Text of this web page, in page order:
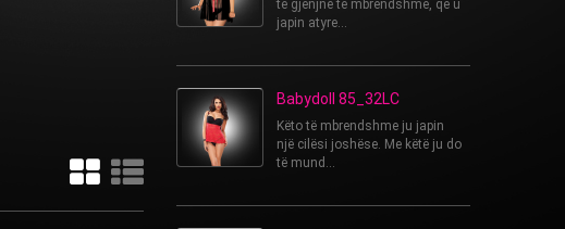
të gjenjnë të mbrendshme, që u
japin atyre...
Babydoll 85_32LC
Këto të mbrendshme ju japin
një cilësi joshëse. Me këtë ju do
të mund...